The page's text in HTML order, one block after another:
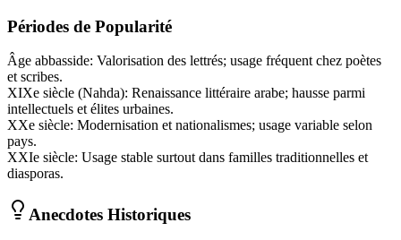
Périodes de Popularité
Âge abbasside: Valorisation des lettrés; usage fréquent chez poètes
et scribes.
XIXe siècle (Nahda): Renaissance littéraire arabe; hausse parmi
intellectuels et élites urbaines.
XXe siècle: Modernisation et nationalismes; usage variable selon
pays.
XXIe siècle: Usage stable surtout dans familles traditionnelles et
diasporas.
Anecdotes Historiques